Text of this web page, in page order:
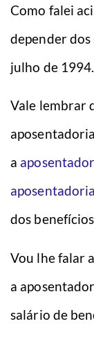
Como falei
depender
julho de 1994.
Vale lembrar
a
dos
Vou lhe falar
a
salário de